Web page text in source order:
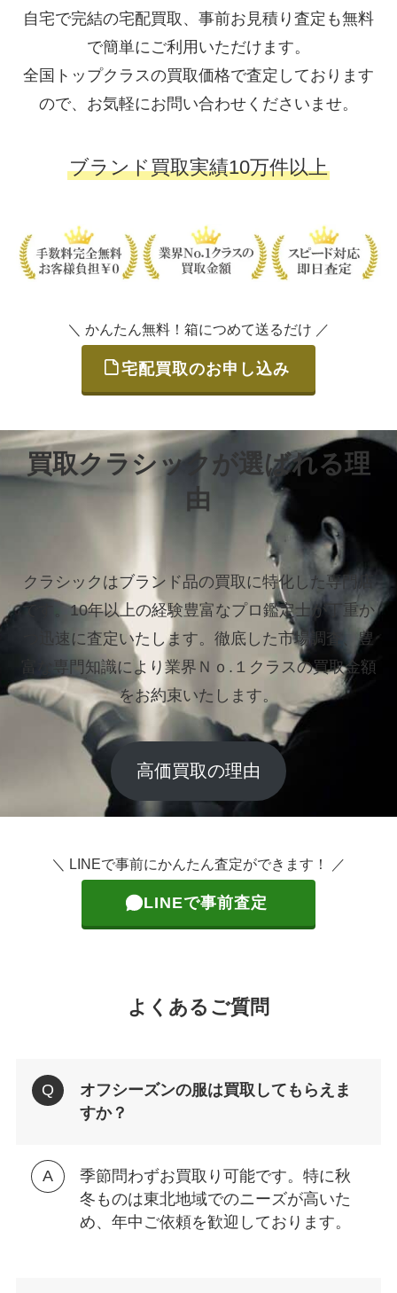
自宅で完結の宅配買取、事前お見積り査定も無料
で簡単にご利用いただけます。
全国トップクラスの買取価格で査定しております
ので、お気軽にお問い合わせくださいませ。
ブランド買取実績10万件以上
＼ かんたん無料！箱につめて送るだけ ／
宅配買取のお申し込み
買取クラシックが選ばれる理
由
クラシックはブランド品の買取に特化した専門店
です。10年以上の経験豊富なプロ鑑定士が丁重か
つ迅速に査定いたします。 徹底した市場調査、豊
富な専門知識により業界Ｎｏ.１クラスの買取金額
をお約束いたします。
高価買取の理由
＼ LINEで事前にかんたん査定ができます！ ／
LINEで事前査定
よくあるご質問
オフシーズンの服は買取してもらえま
すか？
季節問わずお買取り可能です。特に秋
冬ものは東北地域でのニーズが高いた
め、年中ご依頼を歓迎しております。